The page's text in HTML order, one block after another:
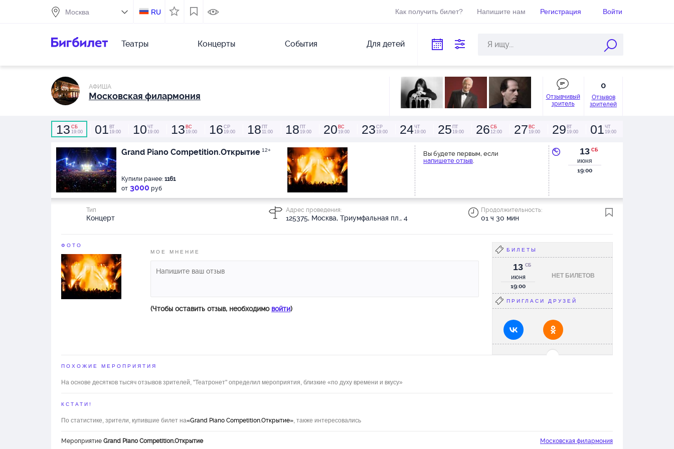
RU Как получить билет? Напишите нам Регистрация Войти
Театры Концерты События Для детей
АФИША
Московская филармония
Отзывчивый
зритель
0
Отзывов
зрителей
13 СБ
19:00
01 ВТ
19:00
10 ЧТ
19:00
13 ВС
19:00
16 СР
19:00
18 ПТ
11:00
18 ПТ
19:00
20 ВС
19:00
23 СР
19:00
24ЧТ
19:00
25 ПТ
19:00
26 СБ
12:00
27 ВС
19:00
29 ВТ
19:00
01 ЧТ
19:00
Grand Piano Competition.Открытие 12+
Купили ранее: 1161
от 3000 руб
Вы будете первым, если
напишете отзыв.
13 СБ
июня
19:00
Тип
Концерт
Адрес проведения:
125375, Москва, Триумфальная пл., 4
Продолжительность:
01 ч 30 мин
ФОТО
МОЕ МНЕНИЕ
(Чтобы оставить отзыв, необходимо войти)
БИЛЕТЫ
НЕТ БИЛЕТОВ
13
июня
СБ
19:00
ПРИГЛАСИ ДРУЗЕЙ
ПОХОЖИЕ МЕРОПРИЯТИЯ
На основе десятков тысяч отзывов зрителей, "Театронет" определил мероприятия, близкие «по духу времени и вкусу»
КСТАТИ!
По статистике, зрители, купившие билет на«Grand Piano Competition.Открытие», также интересовались
Московская филармония
Мероприятие Grand Piano Competition.Открытие